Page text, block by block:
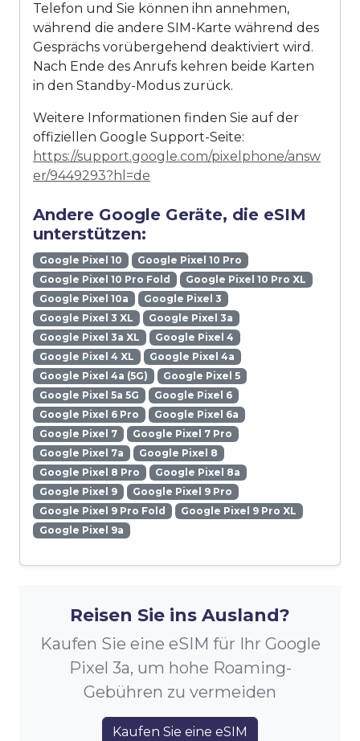
Telefon und Sie können ihn annehmen,
während die andere SIM-Karte während des
Gesprächs vorübergehend deaktiviert wird.
Nach Ende des Anrufs kehren beide Karten
in den Standby-Modus zurück.
Weitere Informationen finden Sie auf der
offiziellen Google Support-Seite:
https://support.google.com/pixelphone/answ
er/9449293?hl=de
Andere Google Geräte, die eSIM
unterstützen:
Google Pixel 10
Google Pixel 10 Pro
Google Pixel 10 Pro Fold
Google Pixel 10 Pro XL
Google Pixel 10a
Google Pixel 3
Google Pixel 3 XL
Google Pixel 3a
Google Pixel 3a XL
Google Pixel 4
Google Pixel 4 XL
Google Pixel 4a
Google Pixel 4a (5G)
Google Pixel 5
Google Pixel 5a 5G
Google Pixel 6
Google Pixel 6 Pro
Google Pixel 6a
Google Pixel 7
Google Pixel 7 Pro
Google Pixel 7a
Google Pixel 8
Google Pixel 8 Pro
Google Pixel 8a
Google Pixel 9
Google Pixel 9 Pro
Google Pixel 9 Pro Fold
Google Pixel 9 Pro XL
Google Pixel 9a
Reisen Sie ins Ausland?
Kaufen Sie eine eSIM für Ihr Google
Pixel 3a, um hohe Roaming-
Gebühren zu vermeiden
Kaufen Sie eine eSIM